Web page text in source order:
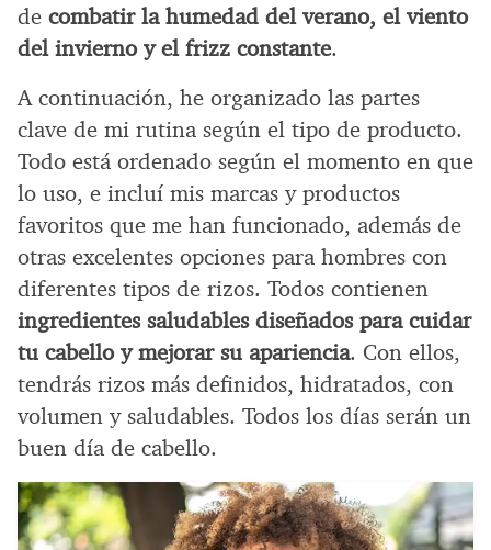
de combatir la humedad del verano, el viento
del invierno y el frizz constante.
A continuación, he organizado las partes
clave de mi rutina según el tipo de producto.
Todo está ordenado según el momento en que
lo uso, e incluí mis marcas y productos
favoritos que me han funcionado, además de
otras excelentes opciones para hombres con
diferentes tipos de rizos. Todos contienen
ingredientes saludables diseñados para cuidar
tu cabello y mejorar su apariencia. Con ellos,
tendrás rizos más definidos, hidratados, con
volumen y saludables. Todos los días serán un
buen día de cabello.